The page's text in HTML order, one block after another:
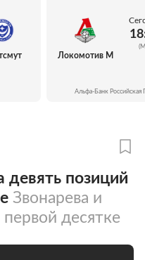
Локомотив М
Альфа-Банк Российская
девять позиций
Звонарева и
десятке